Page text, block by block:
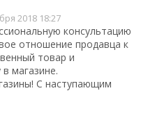
2018 18:27
консультацию
отношение продавца к
товар и
магазине.
С наступающим